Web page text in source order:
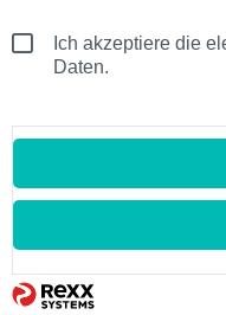
Ich akzeptiere die
Daten.